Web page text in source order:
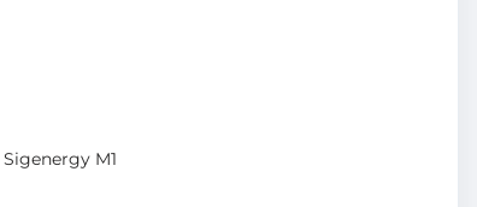
Sigenergy M1